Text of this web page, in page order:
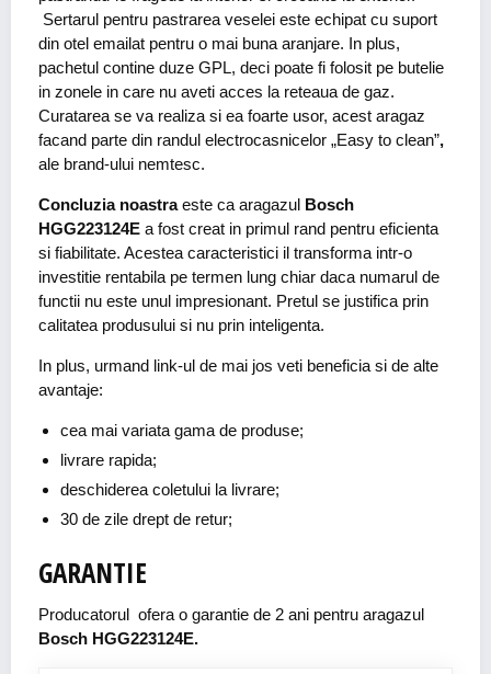
Sertarul pentru pastrarea veselei este echipat cu suport
din otel emailat pentru o mai buna aranjare. In plus,
pachetul contine duze GPL, deci poate fi folosit pe butelie
in zonele in care nu aveti acces la reteaua de gaz.
Curatarea se va realiza si ea foarte usor, acest aragaz
facand parte din randul electrocasnicelor „Easy to clean”,
ale brand-ului nemtesc.
Concluzia noastraeste ca aragazul Bosch
HGG223124E a fost creat in primul rand pentru eficienta
si fiabilitate. Acestea caracteristici il transforma intr-o
investitie rentabila pe termen lung chiar daca numarul de
functii nu este unul impresionant. Pretul se justifica prin
calitatea produsului si nu prin inteligenta.
In plus, urmand link-ul de mai jos veti beneficia si de alte
avantaje:
cea mai variata gama de produse;
livrare rapida;
deschiderea coletului la livrare;
30 de zile drept de retur;
GARANTIE
Producatorul ofera o garantie de 2 ani pentru aragazul
Bosch HGG223124E.